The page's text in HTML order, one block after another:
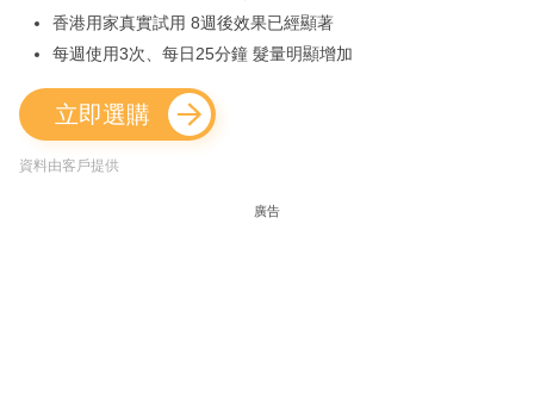
香港用家真實試用 8週後效果已經顯著
每週使用3次、每日25分鐘 髮量明顯增加
立即選購
資料由客戶提供
廣告